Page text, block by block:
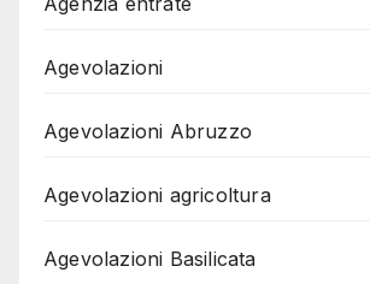
Agevolazioni
Agevolazioni Abruzzo
Agevolazioni agricoltura
Agevolazioni Basilicata